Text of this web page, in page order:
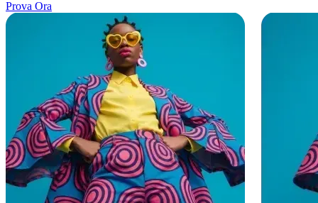
Prova Ora